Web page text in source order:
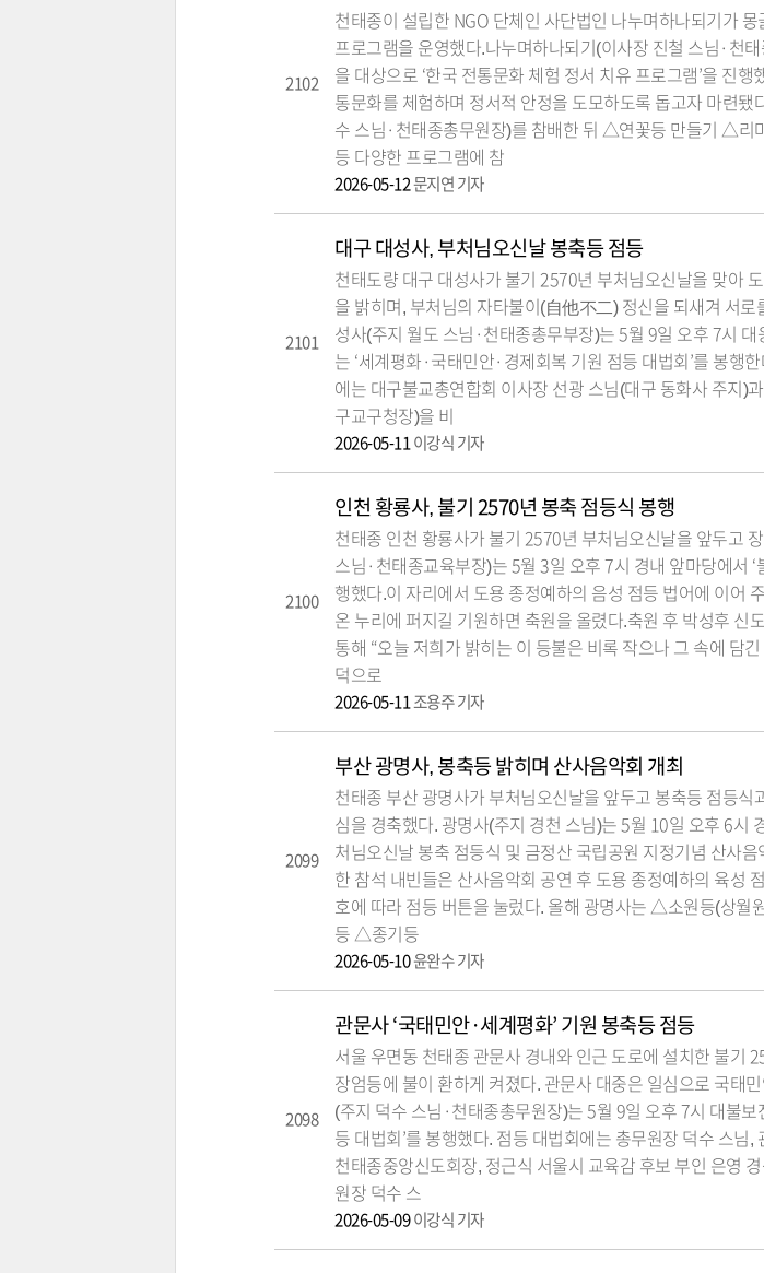
2102
천태종이 설립한 NGO 단체인 사단법인 나누며하나되기가
프로그램을 운영했다.나누며하나되기(이사장 진철 스님·천
을 대상으로 ‘한국 전통문화 체험 정서 치유 프로그램’을 진
통문화를 체험하며 정서적 안정을 도모하도록 돕고자 마련됐
수 스님·천태종총무원장)를 참배한 뒤 △연꽃등 만들기 △리
등 다양한 프로그램에 참
2026-05-12 문지연 기자
2101
대구 대성사, 부처님오신날 봉축등 점등
천태도량 대구 대성사가 불기 2570년 부처님오신날을 맞아
을 밝히며, 부처님의 자타불이(自他不二) 정신을 되새겨 서로
성사(주지 월도 스님·천태종총무부장)는 5월 9일 오후 7시
는 ‘세계평화·국태민안·경제회복 기원 점등 대법회’를 봉행
에는 대구불교총연합회 이사장 선광 스님(대구 동화사 주지)
구교구청장)을 비
2026-05-11 이강식 기자
2100
인천 황룡사, 불기 2570년 봉축 점등식 봉행
천태종 인천 황룡사가 불기 2570년 부처님오신날을 앞두고
스님·천태종교육부장)는 5월 3일 오후 7시 경내 앞마당에서
행했다.이 자리에서 도용 종정예하의 음성 점등 법어에 이어
온 누리에 퍼지길 기원하면 축원을 올렸다.축원 후 박성후 신
통해 “오늘 저희가 밝히는 이 등불은 비록 작으나 그 속에 담
덕으로
2026-05-11 조용주 기자
2099
부산 광명사, 봉축등 밝히며 산사음악회 개최
천태종 부산 광명사가 부처님오신날을 앞두고 봉축등 점등식
심을 경축했다. 광명사(주지 경천 스님)는 5월 10일 오후 6시
처님오신날 봉축 점등식 및 금정산 국립공원 지정기념 산사
한 참석 내빈들은 산사음악회 공연 후 도용 종정예하의 육성
호에 따라 점등 버튼을 눌렀다. 올해 광명사는 △소원등(상
등 △종기등
2026-05-10윤완수 기자
2098
관문사 ‘국태민안·세계평화’ 기원 봉축등 점등
서울 우면동 천태종 관문사 경내와 인근 도로에 설치한 불기
장엄등에 불이 환하게 켜졌다. 관문사 대중은 일심으로 국태
(주지 덕수 스님·천태종총무원장)는 5월 9일 오후 7시 대불
등 대법회’를 봉행했다. 점등 대법회에는 총무원장 덕수 스님
천태종중앙신도회장, 정근식 서울시 교육감 후보 부인 은영
원장 덕수 스
2026-05-09 이강식 기자